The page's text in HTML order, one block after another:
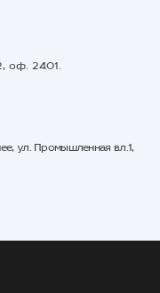
оф. 2401.
ул. Промышленная вл.1,